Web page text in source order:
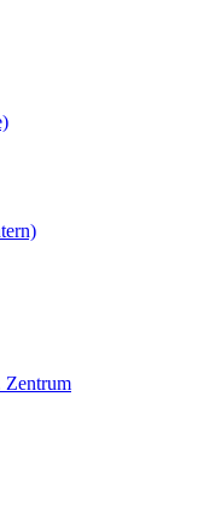
Zentrum